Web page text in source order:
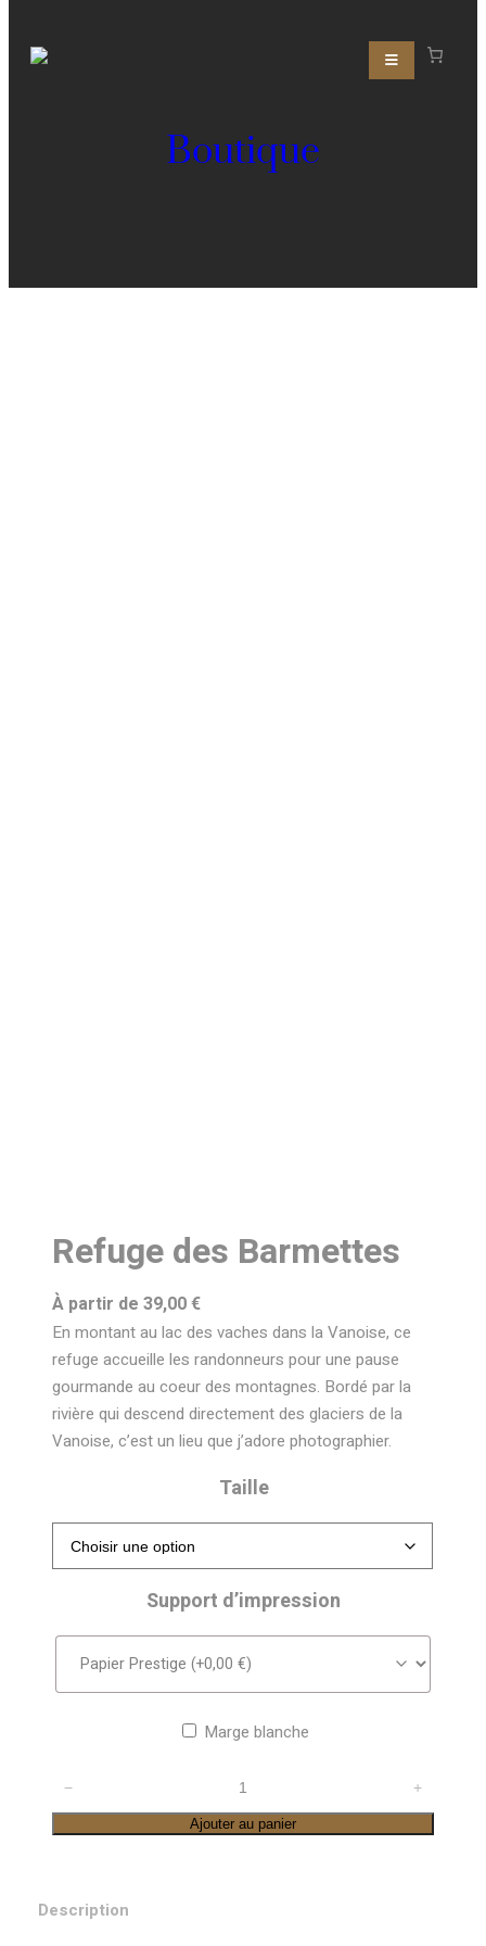
Boutique
Refuge des Barmettes
À partir de 39,00€
En montant au lac des vaches dans la Vanoise, ce
refuge accueille les randonneurs pour une pause
gourmande au coeur des montagnes. Bordé par la
rivière qui descend directement des glaciers de la
Vanoise, c’est un lieu que j’adore photographier.
Taille
Support d’impression
Marge blanche
Refuge
− +
Ajouter au panier
Description